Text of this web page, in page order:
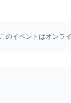
このイベントはオンラ